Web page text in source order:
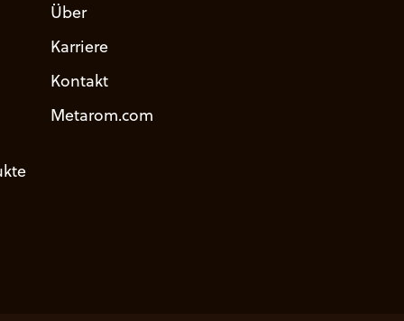
Über
Karriere
Kontakt
Metarom.com